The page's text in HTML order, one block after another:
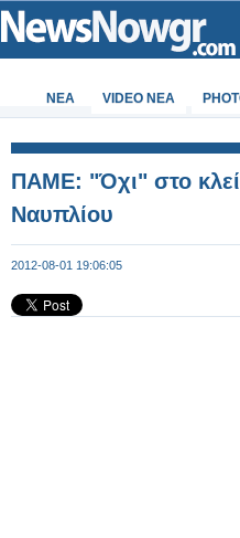
ΝΕΑ VIDEO NEA
ΠΑΜΕ: "Όχι" στο
Ναυπλίου
2012-08-01 19:06:05